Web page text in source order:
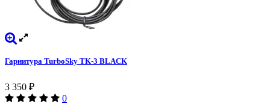
Гарнитура TurboSky TK-3 BLACK
3 350 ₽
0